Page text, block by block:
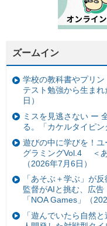
ズームイン
学校の教科書やプリ
テスト勉強から生ま
日）
ミスを見逃さない ー
る。「カケルタイピン
遊びの中に学びを！
グラミングVol.4 ＜
（2026年7月6日）
「あそぶ＋学ぶ」が
監督がAIと挑む、広
「NOA Games」（
「遊んでいたら自然